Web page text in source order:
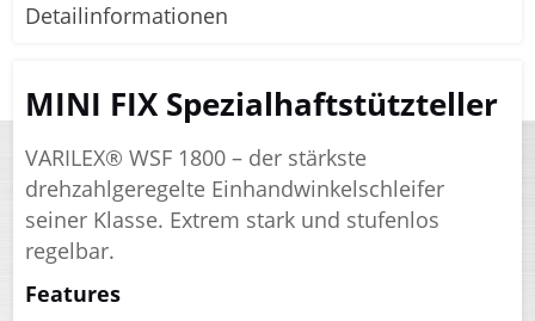
Detailinformationen
MINI FIX Spezialhaftstützteller
VARILEX® WSF 1800 – der stärkste
drehzahlgeregelte Einhandwinkelschleifer
seiner Klasse. Extrem stark und stufenlos
regelbar.
Features